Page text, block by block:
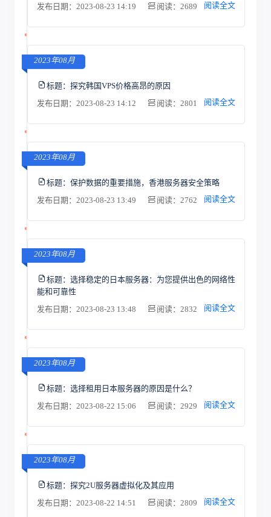
发布日期：2023-08-23 14:19
阅读：2689 阅读全文
2023年08月
标题： 探究韩国VPS价格高昂的原因
发布日期：2023-08-23 14:12
阅读：2801 阅读全文
2023年08月
标题： 保护数据的重要措施，香港服务器安全策略
发布日期：2023-08-23 13:49
阅读：2762 阅读全文
2023年08月
标题： 选择稳定的日本服务器：为您提供出色的网络性
能和可靠性
发布日期：2023-08-23 13:48
阅读：2832 阅读全文
2023年08月
标题： 选择租用日本服务器的原因是什么？
发布日期：2023-08-22 15:06
阅读：2929 阅读全文
2023年08月
标题： 探究2U服务器虚拟化及其应用
发布日期：2023-08-22 14:51
阅读：2809 阅读全文